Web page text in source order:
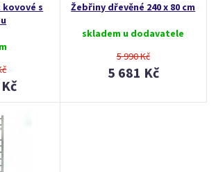
s
Žebřiny dřevěné 240 x 80 cm
skladem u dodavatele
5 990 Kč
5 681 Kč